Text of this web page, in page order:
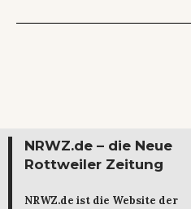
NRWZ.de – die Neue
Rottweiler Zeitung
NRWZ.de ist die Website der